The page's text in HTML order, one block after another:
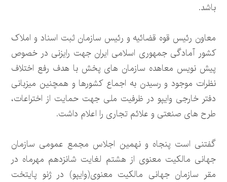
باشد.
معاون رئیس قوه قضائیه و رئیس سازمان ثبت اسناد و املاک
کشور آمادگی جمهوری اسلامی ایران جهت رایزنی در خصوص
پیش نویس معاهده سازمان های پخش با هدف رفع اختلاف
نظرات موجود و رسیدن به اجماع کشورها و همچنین میزبانی
دفتر خارجی وایپو در ظرفیت ملی جهت حمایت از اختراعات،
طرح های صنعتی و علائم تجاری را اعلام داشت.
گفتنی است پنجاه و نهمین اجلاس مجمع عمومی سازمان
جهانی مالکیت معنوی از هشتم لغایت شانزدهم مهرماه در
مقر سازمان جهانی مالکیت معنوی(وایپو) در ژنو پایتخت